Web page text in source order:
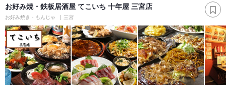
お好み焼・鉄板居酒屋 てこいち 十年屋 三宮店
お好み焼き・もんじゃ 三宮